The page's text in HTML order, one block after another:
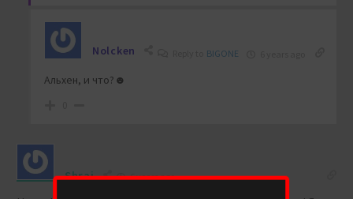
Nolcken BIGONE
Альхен, и что?☻
Shrai 6 years ago